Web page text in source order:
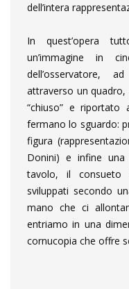
dell’intera
In quest’opera
un’immagine in
dell’osservatore,
attraverso un quadro,
“chiuso” e
fermano lo sguardo:
figura
Donini) e infine una
tavolo, il consueto
sviluppati secondo
mano che ci
entriamo in una
cornucopia che offre